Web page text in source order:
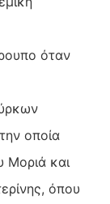
όταν
οποία
Μοριά και
όπου